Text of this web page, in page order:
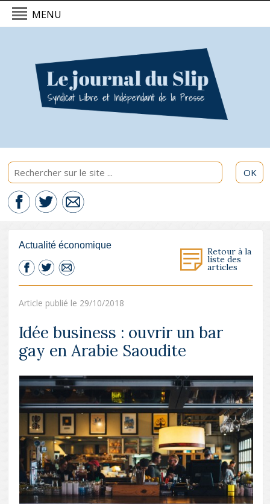
MENU
Politique & International
Economie
Culture & Société
Sport & Santé
OK
Actualité économique
Retour à la
liste des
articles
Article publié le 29/10/2018
Idée business : ouvrir un bar
gay en Arabie Saoudite